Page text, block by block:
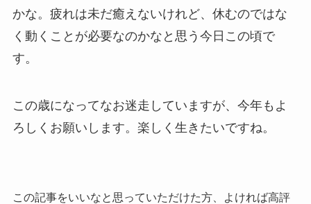
かな。疲れは未だ癒えないけれど、休むのではな
く動くことが必要なのかなと思う今日この頃で
す。
この歳になってなお迷走していますが、今年もよ
ろしくお願いします。楽しく生きたいですね。
この記事をいいなと思っていただけた方、よければ高評